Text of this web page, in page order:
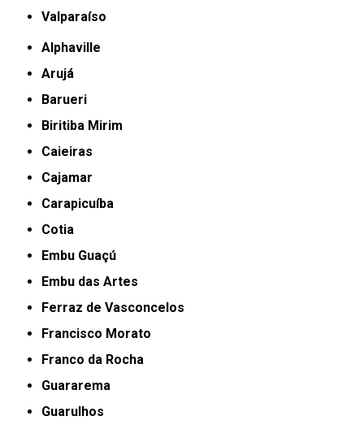
Valparaíso
Alphaville
Arujá
Barueri
Biritiba Mirim
Caieiras
Cajamar
Carapicuíba
Cotia
Embu Guaçú
Embu das Artes
Ferraz de Vasconcelos
Francisco Morato
Franco da Rocha
Guararema
Guarulhos